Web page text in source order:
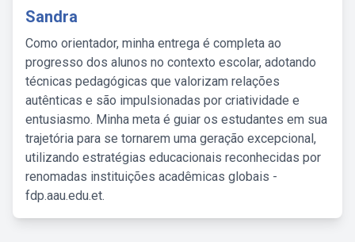
Sandra
Como orientador, minha entrega é completa ao
progresso dos alunos no contexto escolar, adotando
técnicas pedagógicas que valorizam relações
autênticas e são impulsionadas por criatividade e
entusiasmo. Minha meta é guiar os estudantes em sua
trajetória para se tornarem uma geração excepcional,
utilizando estratégias educacionais reconhecidas por
renomadas instituições acadêmicas globais -
fdp.aau.edu.et.